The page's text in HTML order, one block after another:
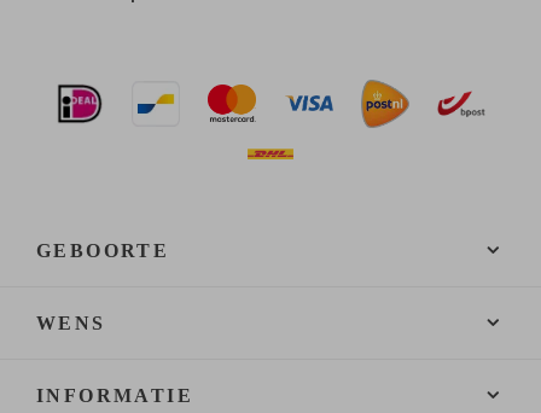
GEBOORTE
WENS
INFORMATIE